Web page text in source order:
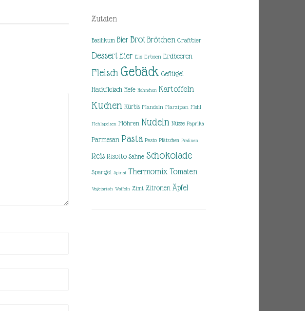
Zutaten
Basilikum Bier Brot Brötchen Craftbier
Dessert Eier Eis Erbsen Erdbeeren
Fleisch Gebäck Geflügel
Hackfleisch Hefe Hähnchen Kartoffeln
Kuchen Kürbis Mandeln Marzipan Mehl
Mehlspeisen Möhren Nudeln Nüsse Paprika
Parmesan Pasta Pesto Plätzchen Pralinen
Reis Risotto Sahne Schokolade
Spargel Spinat Thermomix Tomaten
Vegetarisch Waffeln Zimt Zitronen Äpfel